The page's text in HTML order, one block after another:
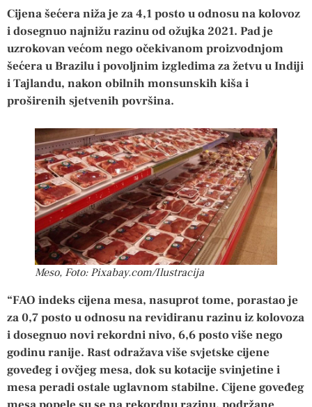
Cijena šećera niža je za 4,1 posto u odnosu na kolovoz
i dosegnuo najnižu razinu od ožujka 2021. Pad je
uzrokovan većom nego očekivanom proizvodnjom
šećera u Brazilu i povoljnim izgledima za žetvu u Indiji
i Tajlandu, nakon obilnih monsunskih kiša i
proširenih sjetvenih površina.
Meso, Foto: Pixabay.com/Ilustracija
“FAO indeks cijena mesa, nasuprot tome, porastao je
za 0,7 posto u odnosu na revidiranu razinu iz kolovoza
i dosegnuo novi rekordni nivo, 6,6 posto više nego
godinu ranije. Rast odražava više svjetske cijene
goveđeg i ovčjeg mesa, dok su kotacije svinjetine i
mesa peradi ostale uglavnom stabilne. Cijene goveđeg